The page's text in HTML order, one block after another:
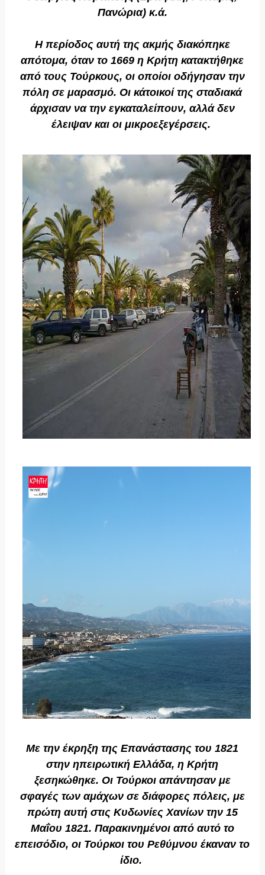
Πανώρια) κ.ά.
Η περίοδος αυτή της ακμής διακόπηκε
απότομα, όταν το 1669 η Κρήτη κατακτήθηκε
από τους Τούρκους, οι οποίοι οδήγησαν την
πόλη σε μαρασμό. Οι κάτοικοί της σταδιακά
άρχισαν να την εγκαταλείπουν, αλλά δεν
έλειψαν και οι μικροεξεγέρσεις.
Με την έκρηξη της Επανάστασης του 1821
στην ηπειρωτική Ελλάδα, η Κρήτη
ξεσηκώθηκε. Οι Τούρκοι απάντησαν με
σφαγές των αμάχων σε διάφορες πόλεις, με
πρώτη αυτή στις Κυδωνίες Χανίων την 15
Μαΐου 1821. Παρακινημένοι από αυτό το
επεισόδιο, οι Τούρκοι του Ρεθύμνου έκαναν το
ίδιο.